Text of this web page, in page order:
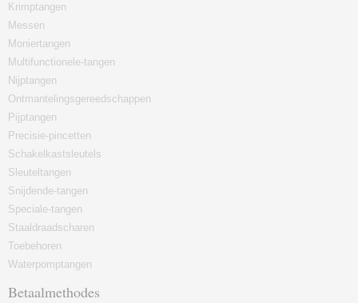
Krimptangen
Messen
Moniertangen
Multifunctionele-tangen
Nijptangen
Ontmantelingsgereedschappen
Pijptangen
Precisie-pincetten
Schakelkastsleutels
Sleuteltangen
Snijdende-tangen
Speciale-tangen
Staaldraadscharen
Toebehoren
Waterpomptangen
Betaalmethodes